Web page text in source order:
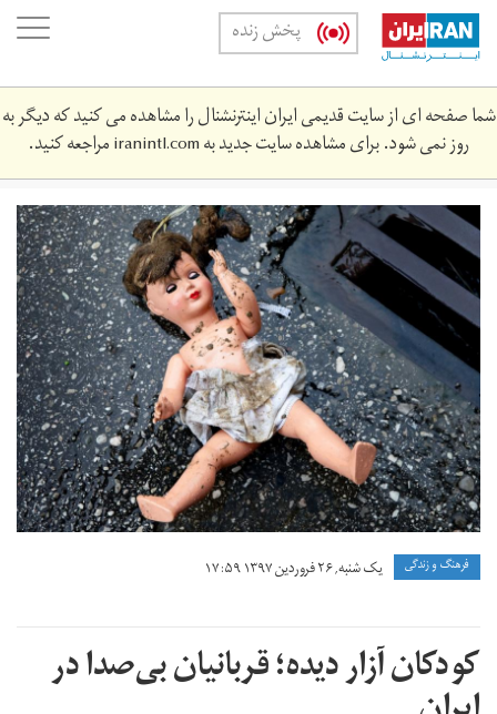
Skip
main
content
پخش زنده
شما صفحه ای از سایت قدیمی ایران اینترنشنال را مشاهده می کنید که دیگر به
روز نمی شود. برای مشاهده سایت جدید بهiranintl.comمراجعه کنید.
pedophile.jpg
فرهنگ و زندگی یک شنبه, ۲۶ فروردین ۱۳۹۷ ۱۷:۵۹
کودکان آزار دیده؛ قربانیان بی‌صدا در